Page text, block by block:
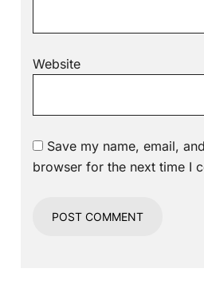
Website
Save my name, email,
browser for the next time I